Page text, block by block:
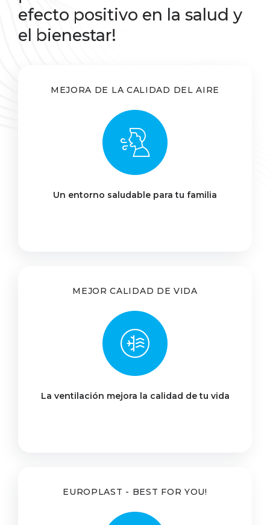
efecto positivo en la salud y
el bienestar!
MEJORA DE LA CALIDAD DEL AIRE
Un entorno saludable para tu familia
MEJOR CALIDAD DE VIDA
La ventilación mejora la calidad de tu vida
EUROPLAST - BEST FOR YOU!